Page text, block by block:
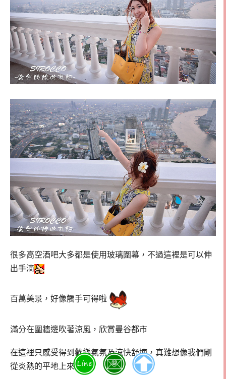
很多高空酒吧大多都是使用玻璃圍幕，不過這裡是可以伸
出手滴
百萬美景，好像觸手可得啦
滿分在圍牆邊吹著涼風，欣賞曼谷都市
在這裡只感受得到歡樂氣氛及涼快舒適，真難想像我們剛
從炎熱的平地上來